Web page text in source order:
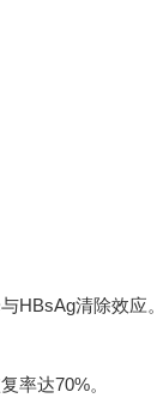
HBsAg清除效应。
率达70%。